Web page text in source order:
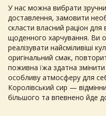
У нас можна вибрати
доставлення, замовити
скласти власний раціон
щоденного харчування. Ви
реалізувати найсміливіші
оригінальний смак,
поживна їжа здатна
особливу атмосферу для
Королівський сир —
більшого та впевнено йде